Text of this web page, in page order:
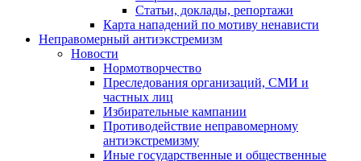
Статьи, доклады, репортажи
Карта нападений по мотиву ненависти
Неправомерный антиэкстремизм
Новости
Нормотворчество
Преследования организаций, СМИ и
частных лиц
Избирательные кампании
Противодействие неправомерному
антиэкстремизму
Иные государственные и общественные